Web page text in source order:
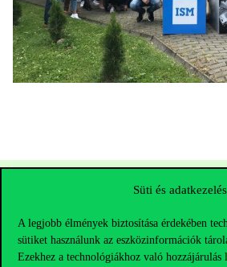
Süti és adatkezelés
A legjobb élmények biztosítása érdekében
sütiket használunk az eszközinformációk
Ezekhez a technológiákhoz való hozzájárulás